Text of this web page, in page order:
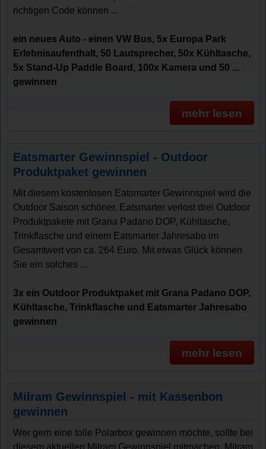
richtigen Code können ...
ein neues Auto - einen VW Bus, 5x Europa Park
Erlebnisaufenthalt, 50 Lautsprecher, 50x Kühltasche,
5x Stand-Up Paddle Board, 100x Kamera und 50 ...
gewinnen
mehr lesen
Eatsmarter Gewinnspiel - Outdoor
Produktpaket gewinnen
Mit diesem kostenlosen Eatsmarter Gewinnspiel wird die
Outdoor Saison schöner. Eatsmarter verlost drei Outdoor
Produktpakete mit Grana Padano DOP, Kühltasche,
Trinkflasche und einem Eatsmarter Jahresabo im
Gesamtwert von ca. 264 Euro. Mit etwas Glück können
Sie ein solches ...
3x ein Outdoor Produktpaket mit Grana Padano DOP,
Kühltasche, Trinkflasche und Eatsmarter Jahresabo
gewinnen
mehr lesen
Milram Gewinnspiel - mit Kassenbon
gewinnen
Wer gern eine tolle Polarbox gewinnen möchte, sollte bei